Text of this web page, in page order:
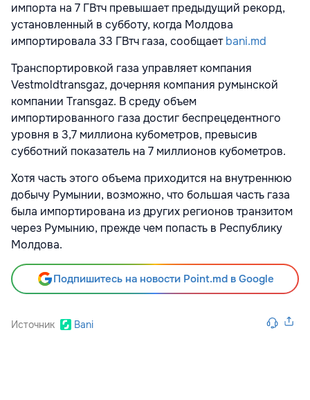
импорта на 7 ГВтч превышает предыдущий рекорд,
установленный в субботу, когда Молдова
импортировала 33 ГВтч газа, сообщаетbani.md
Транспортировкой газа управляет компания
Vestmoldtransgaz, дочерняя компания румынской
компании Transgaz. В среду объем
импортированного газа достиг беспрецедентного
уровня в 3,7 миллиона кубометров, превысив
субботний показатель на 7 миллионов кубометров.
Хотя часть этого объема приходится на внутреннюю
добычу Румынии, возможно, что большая часть газа
была импортирована из других регионов транзитом
через Румынию, прежде чем попасть в Республику
Молдова.
Подпишитесь на новости Point.md в Google
Источник Bani